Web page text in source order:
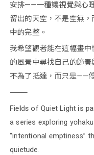
安排——一種讓視覺與心
留出的天空，不是空無
中的完整。
我希望觀者能在這幅畫
的風景中尋找自己的節奏
不為了抵達，而只是——
⸻
Fields of Quiet Light is
a series exploring
“intentional emptiness”
quietude.